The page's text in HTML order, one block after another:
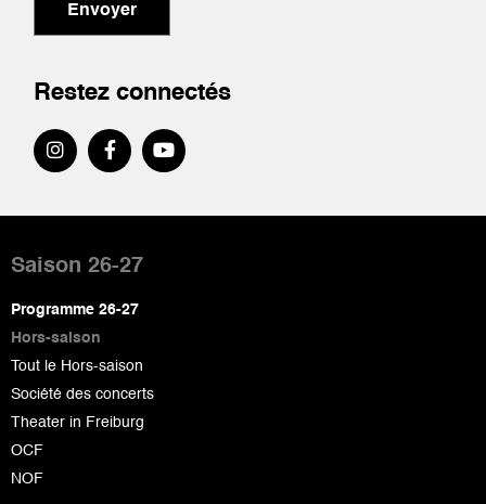
Envoyer
Restez connectés
de
page
Saison 26-27
Programme 26-27
Hors-saison
Tout le Hors-saison
Société des concerts
Theater in Freiburg
OCF
NOF